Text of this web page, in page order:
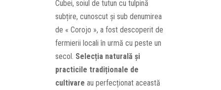
Cubei, soiul de tutun cu tulpină
subțire, cunoscut și sub denumirea
de « Corojo », a fost descoperit de
fermierii locali în urmă cu peste un
secol. Selecția naturală și
practicile tradiționale de
cultivare au perfecționat această